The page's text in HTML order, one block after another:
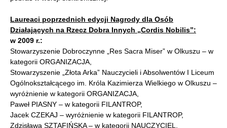
Laureaci poprzednich edycji Nagrody dla Osób
Działających na Rzecz Dobra Innych „Cordis Nobilis”:
w 2009 r.:
Stowarzyszenie Dobroczynne „Res Sacra Miser” w Olkuszu – w
kategorii ORGANIZACJA,
Stowarzyszenie „Złota Arka” Nauczycieli i Absolwentów I Liceum
Ogólnokształcącego im. Króla Kazimierza Wielkiego w Olkuszu –
wyróżnienie w kategorii ORGANIZACJA,
Paweł PIASNY – w kategorii FILANTROP,
Jacek CZEKAJ – wyróżnienie w kategorii FILANTROP,
Zdzisława SZTAFIŃSKA – w kategorii NAUCZYCIEL,